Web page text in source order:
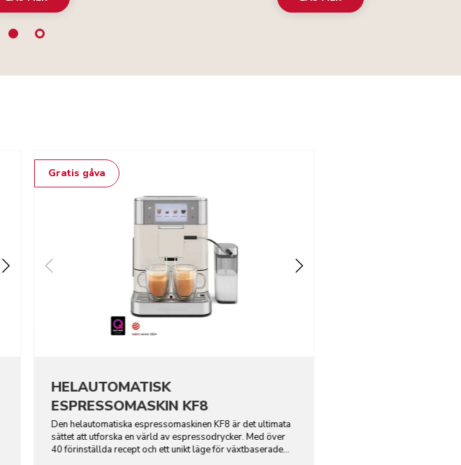
Gratis gåva
HELAUTOMATISK
ESPRESSOMASKIN KF8
Den helautomatiska espressomaskinen KF8 är det ultimata
sättet att utforska en värld av espressodrycker. Med över
40 förinställda recept och ett unikt läge för växtbaserade